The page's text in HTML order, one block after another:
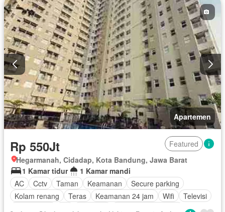
Apartemen
Rp 550Jt
Featured
Hegarmanah, Cidadap, Kota Bandung, Jawa Barat
1 Kamar tidur
1 Kamar mandi
AC
Cctv Taman Keamanan
Secure parking
Kolam renang
Teras Keamanan 24 jam Wifi
Televisi